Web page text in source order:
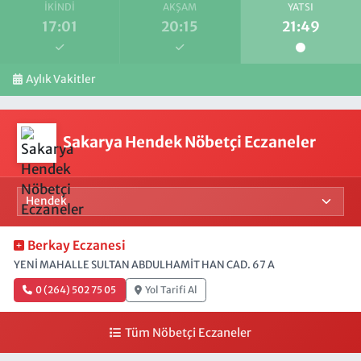
İKINDI
17:01
AKŞAM
20:15
YATSI
21:49
Aylık Vakitler
Sakarya Hendek Nöbetçi Eczaneler
Berkay Eczanesi
YENİ MAHALLE SULTAN ABDULHAMİT HAN CAD. 67 A
0 (264) 502 75 05 Yol Tarifi Al
Tüm Nöbetçi Eczaneler